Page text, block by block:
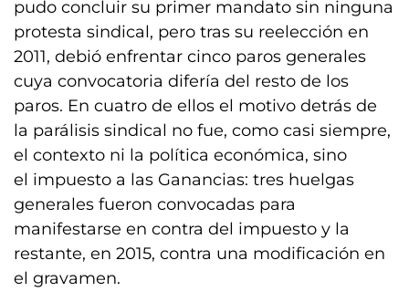
pudo concluir su primer mandato sin ninguna
protesta sindical, pero tras su reelección en
2011, debió enfrentar cinco paros generales
cuya convocatoria difería del resto de los
paros. En cuatro de ellos el motivo detrás de
la parálisis sindical no fue, como casi siempre,
el contexto ni la política económica, sino
el impuesto a las Ganancias: tres huelgas
generales fueron convocadas para
manifestarse en contra del impuesto y la
restante, en 2015, contra una modificación en
el gravamen.